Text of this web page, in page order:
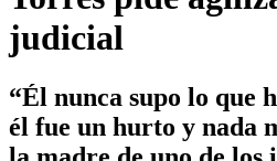
judicial
“Él nunca supo lo que
él fue un hurto y nada